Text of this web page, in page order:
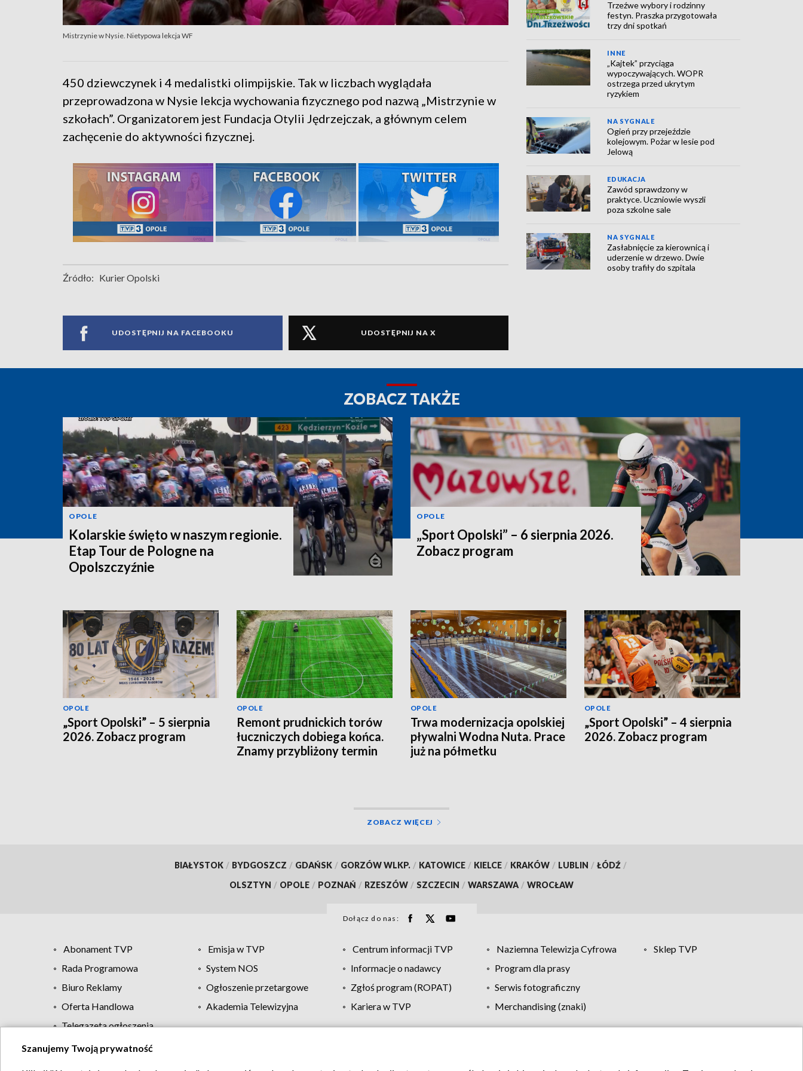
Mistrzynie w Nysie. Nietypowa lekcja WF
450 dziewczynek i 4 medalistki olimpijskie. Tak w liczbach wyglądała
przeprowadzona w Nysie lekcja wychowania fizycznego pod nazwą „Mistrzynie w
szkołach”. Organizatorem jest Fundacja Otylii Jędrzejczak, a głównym celem
zachęcenie do aktywności fizycznej.
Źródło: Kurier Opolski
UDOSTĘPNIJ NA FACEBOOKU UDOSTĘPNIJ NA X
Trzeźwe wybory i rodzinny
festyn. Praszka przygotowała
trzy dni spotkań
INNE
„Kajtek” przyciąga
wypoczywających. WOPR
ostrzega przed ukrytym
ryzykiem
NA SYGNALE
Ogień przy przejeździe
kolejowym. Pożar w lesie pod
Jelową
EDUKACJA
Zawód sprawdzony w
praktyce. Uczniowie wyszli
poza szkolne sale
NA SYGNALE
Zasłabnięcie za kierownicą i
uderzenie w drzewo. Dwie
osoby trafiły do szpitala
ZOBACZ TAKŻE
OPOLE
Kolarskie święto w naszym regionie.
Etap Tour de Pologne na
Opolszczyźnie
OPOLE
„Sport Opolski” – 6 sierpnia 2026.
Zobacz program
OPOLE
„Sport Opolski” – 5 sierpnia
2026. Zobacz program
OPOLE
Remont prudnickich torów
łuczniczych dobiega końca.
Znamy przybliżony termin
OPOLE
Trwa modernizacja opolskiej
pływalni Wodna Nuta. Prace
już na półmetku
OPOLE
„Sport Opolski” – 4 sierpnia
2026. Zobacz program
ZOBACZ WIĘCEJ
BIAŁYSTOK / BYDGOSZCZ / GDAŃSK / GORZÓW WLKP. / KATOWICE / KIELCE / KRAKÓW / LUBLIN / ŁÓDŹ /
OLSZTYN / OPOLE / POZNAŃ / RZESZÓW / SZCZECIN / WARSZAWA / WROCŁAW
Dołącz do nas:
Abonament TVP Emisja w TVP Centrum informacji TVP Naziemna Telewizja Cyfrowa
Sklep TVP
Rada Programowa
System NOS Informacje o nadawcy
Program dla prasy
Biuro Reklamy
Ogłoszenie przetargowe Zgłoś program (ROPAT)
Serwis fotograficzny
Oferta Handlowa
Akademia Telewizyjna Kariera w TVP
Merchandising (znaki)
Telegazeta ogłoszenia
Szanujemy Twoją prywatność